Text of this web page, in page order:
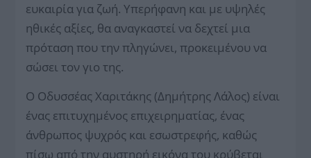
ευκαιρία για ζωή. Υπερήφανη και με υψηλές
ηθικές αξίες, θα αναγκαστεί να δεχτεί μια
πρόταση που την πληγώνει, προκειμένου να
σώσει τον γιο της.
Ο Οδυσσέας Χαριτάκης (Δημήτρης Λάλος) είναι
ένας επιτυχημένος επιχειρηματίας, ένας
άνθρωπος ψυχρός και εσωστρεφής, καθώς
πίσω από την αυστηρή εικόνα του κρύβεται